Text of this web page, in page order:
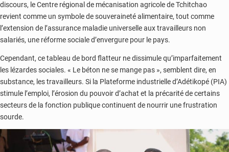
discours, le Centre régional de mécanisation agricole de Tchitchao
revient comme un symbole de souveraineté alimentaire, tout comme
l’extension de l’assurance maladie universelle aux travailleurs non
salariés, une réforme sociale d’envergure pour le pays.
Cependant, ce tableau de bord flatteur ne dissimule qu’imparfaitement
les lézardes sociales. « Le béton ne se mange pas », semblent dire, en
substance, les travailleurs. Si la Plateforme industrielle d’Adétikopé (PIA)
stimule l’emploi, l’érosion du pouvoir d’achat et la précarité de certains
secteurs de la fonction publique continuent de nourrir une frustration
sourde.